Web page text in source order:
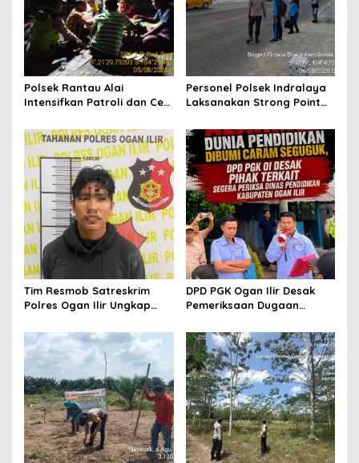
Polsek Rantau Alai
Intensifkan Patroli dan Cek
Sinergi Jaga Kamtibmas
Personel Polsek Indralaya
Laksanakan Strong Point
Lalu Lintas Saat Jam
Masuk Sekolah
Tim Resmob Satreskrim
Polres Ogan Ilir Ungkap
dengan Pemberatan, Satu
Terduga Pelaku Diamankan
DPD PGK Ogan Ilir Desak
Pemeriksaan Dugaan
Sertifikasi Guru, Minta
Proses Berjalan
Transparan